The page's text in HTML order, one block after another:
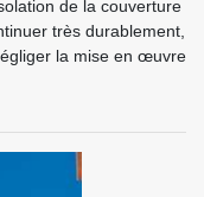
de la couverture
très durablement,
la mise en œuvre